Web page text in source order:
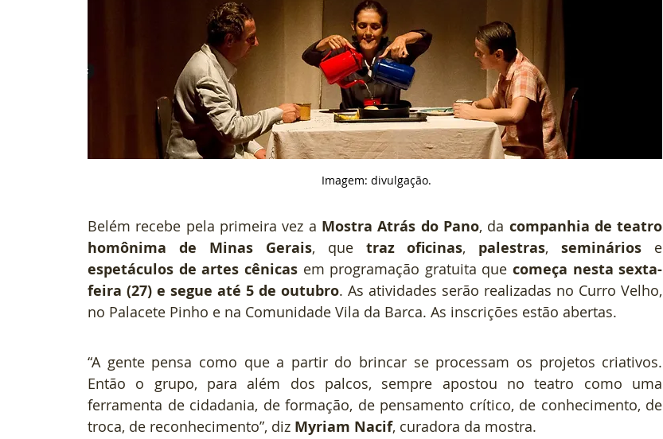
Imagem: divulgação.
Belém recebe pela primeira vez a Mostra Atrás do Pano, da companhia de teatro
homônima de Minas Gerais, que traz oficinas, palestras, seminários
espetáculos de artes cênicas em programação gratuita que começa nesta sexta-
feira (27) e segue até 5 de outubro. As atividades serão realizadas no Curro Velho,
no Palacete Pinho e na Comunidade Vila da Barca. As inscrições estão abertas.
“A gente pensa como que a partir do brincar se processam os projetos criativos.
Então o grupo, para além dos palcos, sempre apostou no teatro como uma
ferramenta de cidadania, de formação, de pensamento crítico, de conhecimento, de
troca, de reconhecimento”, diz Myriam Nacif, curadora da mostra.